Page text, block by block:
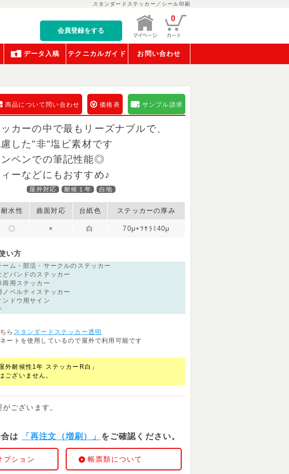
スタンダードステッカー／シール印刷
会員登録をする
0
データ入稿 テクニカルガイド お問い合わせ
商品について問い合わせ 価格表 サンプル請求
カーの中で最もリーズナブルで、
した"非"塩ビ素材です
ペンでの筆記性能◎
ーなどにもおすすめ♪
屋外対応 耐候１年 白地
耐水性 曲面対応 台紙色 ステッカーの厚み
〇 × 白 70μ+ﾂﾔﾗﾐ40μ
い方
ーム・部活・サークルのステッカー
バンドのステッカー
用ステッカー
ベルティステッカー
ドウ用サイン
ら スタンダードステッカー透明
ートを使用しているので屋外で利用可能です
外耐候性1年 ステッカーR白」
ございません。
ございます。
は 「再注文（増刷）」 をご確認ください。
プション 帳票類について